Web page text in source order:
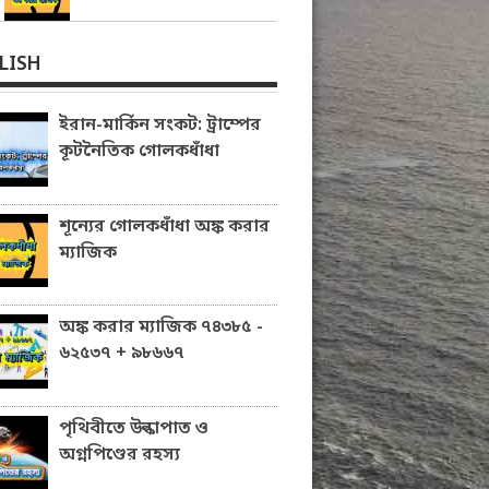
ইরান-মার্কিন সংকট: ট্রাম্পের
কূটনৈতিক গোলকধাঁধা
শূন্যের গোলকধাঁধা অঙ্ক করার
ম্যাজিক
অঙ্ক করার ম্যাজিক ৭৪৩৮৫ -
৬২৫৩৭ + ৯৮৬৬৭
পৃথিবীতে উল্কাপাত ও
অগ্নপিণ্ডের রহস্য